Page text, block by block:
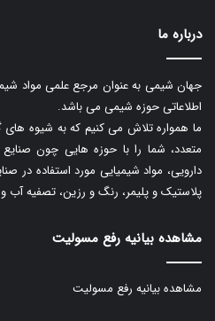
درباره ما
جهان شیمی به عنوان مرجع علمی مواد
اطلاعاتی حوزه شیمی می باشد.
ما همواره تلاش می کنیم که به شیوه های
متعدد، شما را با حوزه هایی چون
دارویی، مواد شیمیایی مورد استفاده در
پلاستیک و پلیمر، رنگ و رزین، تصفیه آب و
مشاهده بیانیه رفع مسولیت
مشاهده بیانیه رفع مسولیت